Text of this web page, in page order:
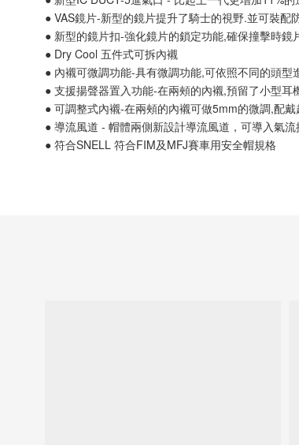
● VAS鏡片-新型的鏡片提升了騎士的視野.並可裝配
● 新型的鏡片扣-強化鏡片的鎖定功能,確保撞擊時鏡
● Dry Cool 五件式可拆內襯
● 內襯可微調功能-具有微調功能,可依照不同的頭型
● 支援揚聲器置入功能-在兩頰的內襯,預留了小型耳
● 可調整式內襯-在兩頰的內襯可做5mm的微調,配
● 導流風道 - 帽體兩側新設計導流風道，可導入氣流
● 符合SNELL 符合FIM及MFJ賽車用安全帽規格